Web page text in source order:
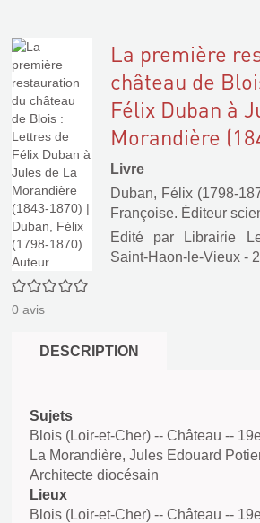
0/5
0 avis
La première
château de
Félix Duban à
Morandière
Livre
Duban, Félix (1798-
Françoise. Éditeur
Edité par
Librairie
Saint-Haon-le-Vieux -
DESCRIPTION
Sujets
Blois (Loir-et-Cher) -- Château --
La Morandière, Jules Edouard
Architecte diocésain
Lieux
Blois (Loir-et-Cher) -- Château --